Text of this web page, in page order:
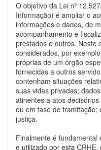
O objetivo da Lei nº
Informação) é ampliar o
informações e dados, de
acompanhamento e
prestados e outros. Neste
considerados, por
próprias de um órgão
fornecidas a outros
contenham situações
suas vidas privadas;
atinentes a atos
ou em fase de tramitação;
justiça.
Finalmente é
e utilizado por esta CRHE,